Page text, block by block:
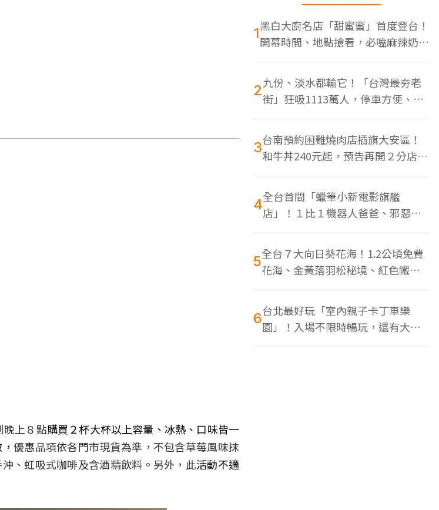
晚上８點購買２杯大杯以上容量、冰熱、口味皆一
優惠品項依各門市現貨為準，不包含草莓風味抹
、虹吸式咖啡及含酒精飲料。另外，此活動不適
1黑白大廚名店「甜蜜蜜」首度登台！
開幕時間、地點搶看，必嗑麻辣奶油
蝦
2九份、淡水都輸它！「台灣最夯老
街」狂吸1113萬人，停車方便、特
色美食多
3台南預約困難燒肉店插旗大安區！
和牛丼240元起，預告再開２分店、
地點曝光
4全台首間「蠟筆小新電影旗艦
店」！１比１機器人爸爸、邪惡正
男，百款周邊買翻
5全台７大向日葵花海！1.2公頃免費
花海、金黃落羽松秘境、紅色鐵橋
同框
6台北最好玩「室內親子卡丁車樂
園」！入場不限時暢玩，還有大螢
幕Switch遊戲區